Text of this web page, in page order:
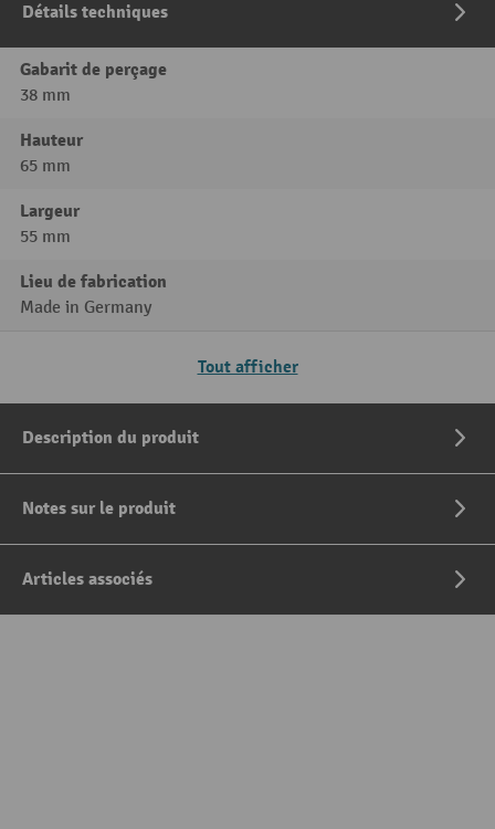
Détails techniques
Gabarit de perçage
38 mm
Hauteur
65 mm
Largeur
55 mm
Lieu de fabrication
Made in Germany
Tout afficher
Description du produit
Notes sur le produit
Articles associés